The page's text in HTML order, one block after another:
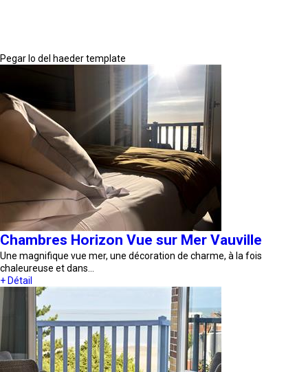
Pegar lo del haeder template
Chambres Horizon Vue sur Mer Vauville
Une magnifique vue mer, une décoration de charme, à la fois
chaleureuse et dans…
+ Détail